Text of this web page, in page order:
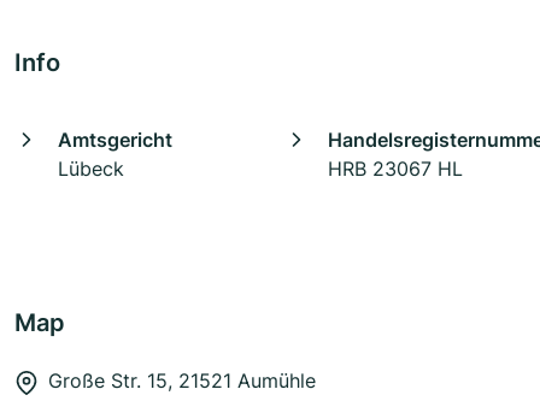
Info
Amtsgericht
Lübeck
HRB 23067 HL
Map
Große Str. 15, 21521 Aumühle